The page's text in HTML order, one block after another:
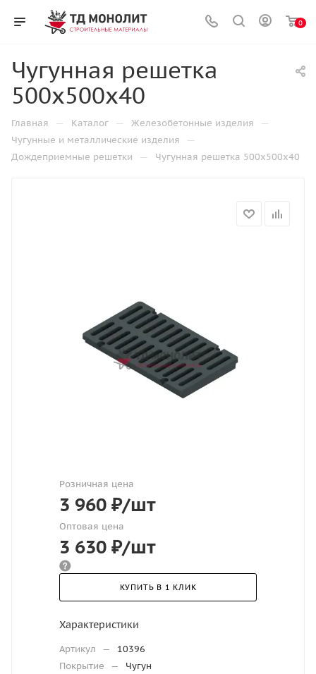
0
Чугунная решетка
500х500х40
Главная — Каталог — Железобетонные изделия —
Чугунные и металлические изделия —
Дождеприемные решетки — Чугунная решетка 500х500х40
Розничная цена
3 960 ₽/шт
Оптовая цена
3 630 ₽/шт
КУПИТЬ В 1 КЛИК
Характеристики
Артикул —
10396
Покрытие
—
Чугун